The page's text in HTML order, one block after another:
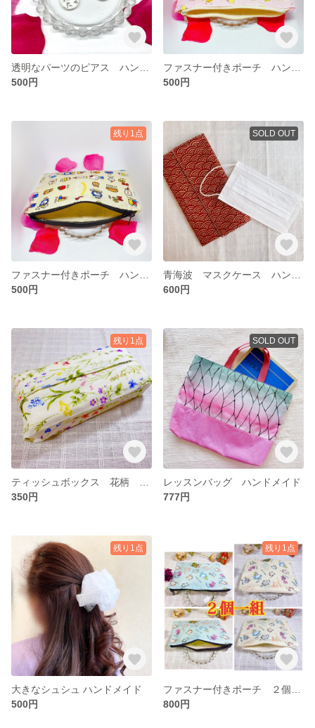
500円
500円
残り1点
500円
SOLD OUT
600円
残り1点
350円
SOLD OUT
レッスンバッグ ハンドメイド
777円
残り1点
大きなシュシュ ハンドメイド
500円
残り1点
800円